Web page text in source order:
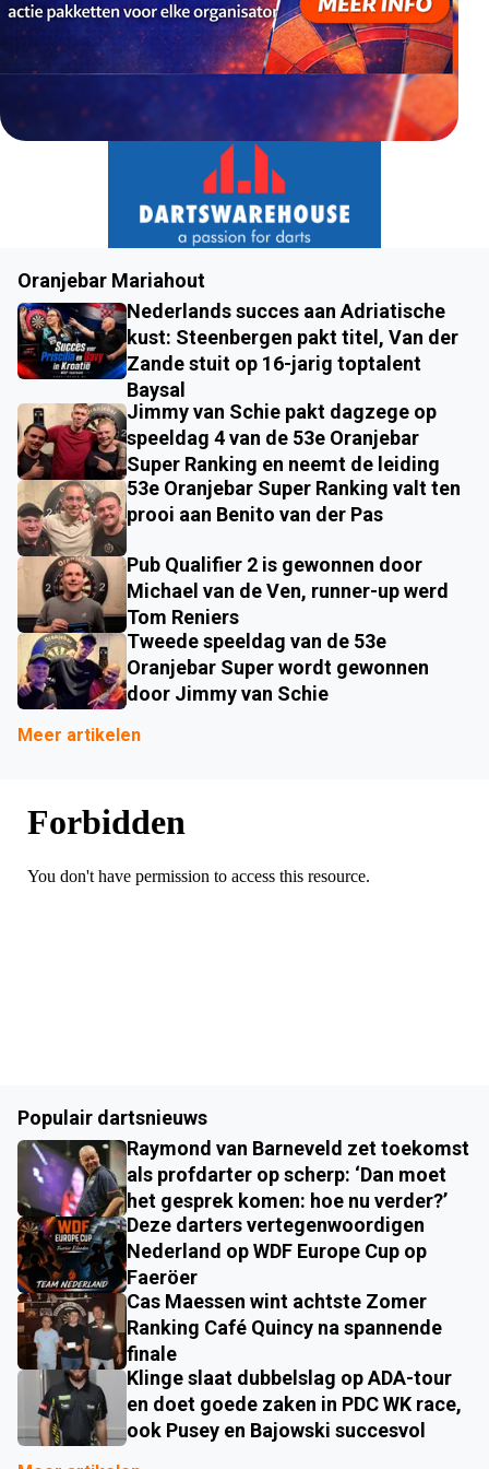
Oranjebar Mariahout
Nederlands succes aan Adriatische
kust: Steenbergen pakt titel, Van der
Zande stuit op 16-jarig toptalent
Baysal
Jimmy van Schie pakt dagzege op
speeldag 4 van de 53e Oranjebar
Super Ranking en neemt de leiding
53e Oranjebar Super Ranking valt ten
prooi aan Benito van der Pas
Pub Qualifier 2 is gewonnen door
Michael van de Ven, runner-up werd
Tom Reniers
Tweede speeldag van de 53e
Oranjebar Super wordt gewonnen
door Jimmy van Schie
Meer artikelen
Populair dartsnieuws
Raymond van Barneveld zet toekomst
als profdarter op scherp: ‘Dan moet
het gesprek komen: hoe nu verder?’
Deze darters vertegenwoordigen
Nederland op WDF Europe Cup op
Faeröer
Cas Maessen wint achtste Zomer
Ranking Café Quincy na spannende
finale
Klinge slaat dubbelslag op ADA-tour
en doet goede zaken in PDC WK race,
ook Pusey en Bajowski succesvol